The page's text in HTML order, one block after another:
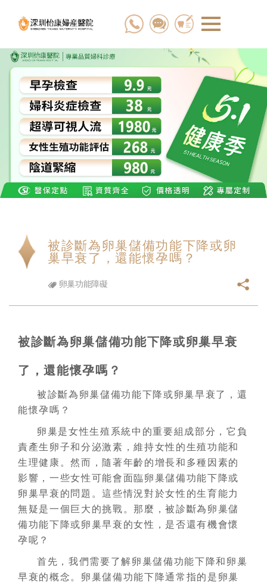
被診斷為卵巢儲備功能下降或卵
巢早衰了，還能懷孕嗎？
卵巢功能障礙
被診斷為卵巢儲備功能下降或卵巢早衰
了，還能懷孕嗎？
被診斷為卵巢儲備功能下降或卵巢早衰了，還
能懷孕嗎？
卵巢是女性生殖系統中的重要組成部分，它負
責產生卵子和分泌激素，維持女性的生殖功能和
生理健康。然而，隨著年齡的增長和多種因素的
影響，一些女性可能會面臨卵巢儲備功能下降或
卵巢早衰的問題。這些情況對於女性的生育能力
無疑是一個巨大的挑戰。那麼，被診斷為卵巢儲
備功能下降或卵巢早衰的女性，是否還有機會懷
孕呢？
首先，我們需要了解卵巢儲備功能下降和卵巢
早衰的概念。卵巢儲備功能下降通常指的是卵巢